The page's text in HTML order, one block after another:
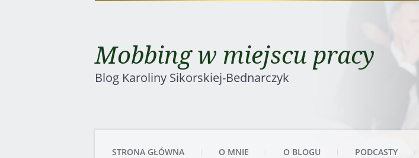
Mobbing w miejscu pracy
Blog Karoliny Sikorskiej-Bednarczyk
STRONA GŁÓWNA O MNIE O BLOGU PODCASTY